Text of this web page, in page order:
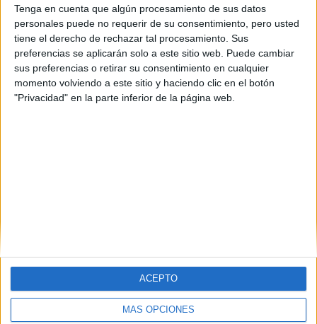
Tenga en cuenta que algún procesamiento de sus datos
personales puede no requerir de su consentimiento, pero usted
tiene el derecho de rechazar tal procesamiento. Sus
preferencias se aplicarán solo a este sitio web. Puede cambiar
sus preferencias o retirar su consentimiento en cualquier
momento volviendo a este sitio y haciendo clic en el botón
"Privacidad" en la parte inferior de la página web.
MÁS OPCIONES
ACEPTO
Esta familia no tiene ciclos de Título Profesional Básico
Información legal
Aviso legal